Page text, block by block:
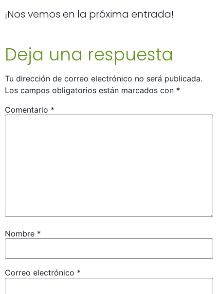
¡Nos vemos en la próxima entrada!
Deja una respuesta
Tu dirección de correo electrónico no será publicada.
Los campos obligatorios están marcados con *
Comentario *
Nombre *
Correo electrónico *